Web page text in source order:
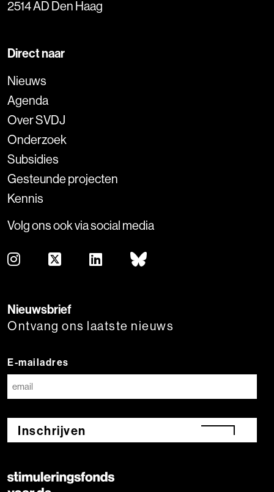
2514 AD Den Haag
Direct naar
Nieuws
Agenda
Over SVDJ
Onderzoek
Subsidies
Gesteunde projecten
Kennis
Volg ons ook via social media
Nieuwsbrief
Ontvang ons laatste nieuws
E-mailadres
Inschrijven